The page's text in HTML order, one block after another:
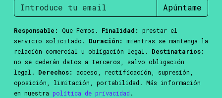
Apúntame
Responsable: Que Femos. Finalidad:
prestar el
servicio solicitado. Duración:
mientras se mantenga la
relación comercial u obligación legal. Destinatarios:
no se cederán datos a terceros, salvo obligación
legal. Derechos:
acceso, rectificación, supresión,
oposición, limitación, portabilidad. Más información
en nuestra política de privacidad .